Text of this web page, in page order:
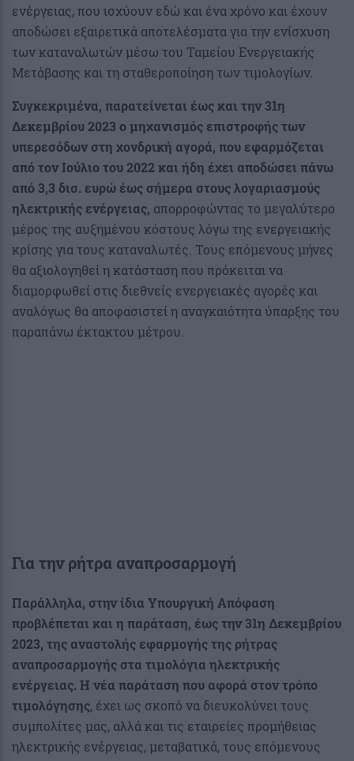
ενέργειας, που ισχύουν εδώ και ένα χρόνο και έχουν
αποδώσει εξαιρετικά αποτελέσματα για την ενίσχυση
των καταναλωτών μέσω του Ταμείου Ενεργειακής
Μετάβασης και τη σταθεροποίηση των τιμολογίων.
Συγκεκριμένα, παρατείνεται έως και την 31η
Δεκεμβρίου 2023 ο μηχανισμός επιστροφής των
υπερεσόδων στη χονδρική αγορά, που εφαρμόζεται
από τον Ιούλιο του 2022 και ήδη έχει αποδώσει πάνω
από 3,3 δισ. ευρώ έως σήμερα στους λογαριασμούς
ηλεκτρικής ενέργειας, απορροφώντας το μεγαλύτερο
μέρος της αυξημένου κόστους λόγω της ενεργειακής
κρίσης για τους καταναλωτές. Τους επόμενους μήνες
θα αξιολογηθεί η κατάσταση που πρόκειται να
διαμορφωθεί στις διεθνείς ενεργειακές αγορές και
αναλόγως θα αποφασιστεί η αναγκαιότητα ύπαρξης του
παραπάνω έκτακτου μέτρου.
Για την ρήτρα αναπροσαρμογή
Παράλληλα, στην ίδια Υπουργική Απόφαση
προβλέπεται και η παράταση, έως την 31η Δεκεμβρίου
2023, της αναστολής εφαρμογής της ρήτρας
αναπροσαρμογής στα τιμολόγια ηλεκτρικής
ενέργειας. Η νέα παράταση που αφορά στον τρόπο
τιμολόγησης, έχει ως σκοπό να διευκολύνει τους
συμπολίτες μας, αλλά και τις εταιρείες προμήθειας
ηλεκτρικής ενέργειας, μεταβατικά, τους επόμενους